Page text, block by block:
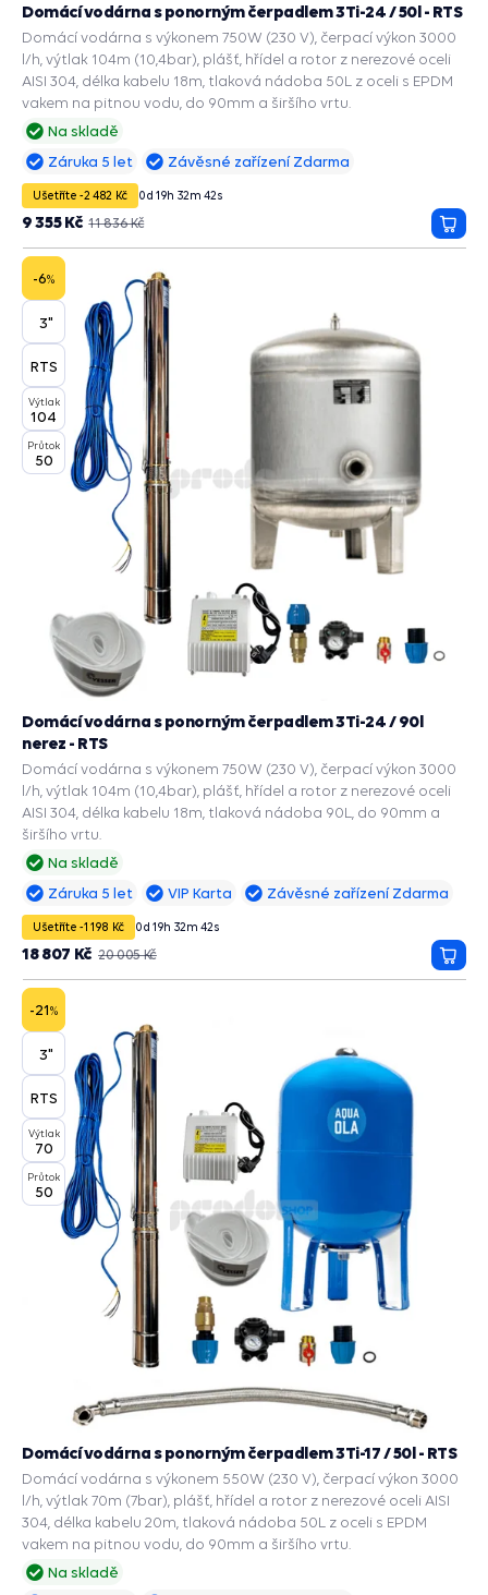
Na skladě
Domácí vodárna s ponorným čerpadlem 3Ti-24 / 50l - RTS
Domácí vodárna s výkonem 750W (230 V), čerpací výkon 3000
l/h, výtlak 104m (10,4bar), plášť, hřídel a rotor z nerezové oceli
AISI 304, délka kabelu 18m, tlaková nádoba 50L z oceli s EPDM
vakem na pitnou vodu, do 90mm a širšího vrtu.
Záruka 5 let Závěsné zařízení Zdarma
Ušetříte -2 482 Kč 0d 19h 32m 41s
11 836 Kč
9 355 Kč
do
-6%
3"
RTS
Výtlak
104
Průtok
50
Na skladě
Domácí vodárna s ponorným čerpadlem 3Ti-24 / 90l
nerez - RTS
Domácí vodárna s výkonem 750W (230 V), čerpací výkon 3000
l/h, výtlak 104m (10,4bar), plášť, hřídel a rotor z nerezové oceli
AISI 304, délka kabelu 18m, tlaková nádoba 90L, do 90mm a
širšího vrtu.
Záruka 5 let VIP Karta Závěsné zařízení Zdarma
Ušetříte -1 198 Kč 0d 19h 32m 41s
20 005 Kč
18 807 Kč
do
-21%
3"
RTS
Výtlak
70
Průtok
50
Na skladě
Domácí vodárna s ponorným čerpadlem 3Ti-17 / 50l - RTS
Domácí vodárna s výkonem 550W (230 V), čerpací výkon 3000
l/h, výtlak 70m (7bar), plášť, hřídel a rotor z nerezové oceli AISI
304, délka kabelu 20m, tlaková nádoba 50L z oceli s EPDM
vakem na pitnou vodu, do 90mm a širšího vrtu.